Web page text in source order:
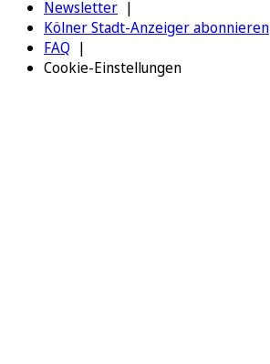
Newsletter
Kölner Stadt-Anzeiger abonnieren
FAQ
Cookie-Einstellungen